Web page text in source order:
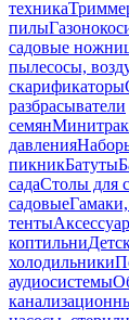
техника
пилы
садовые
пылесосы,
скарификаторы
разбрасыватели
семян
давления
пикникБатуты
садаСтолы для
садовые
тенты
коптильни
холодильники
аудиосистемы